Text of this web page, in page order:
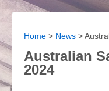
Home > News >
Australian
2024